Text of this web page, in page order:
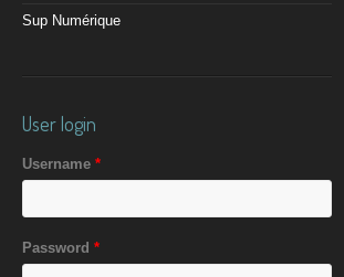
Sup Numérique
User login
Username *
Password *